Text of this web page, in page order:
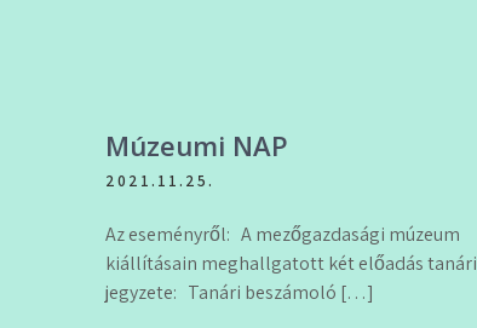
Múzeumi NAP
2021.11.25.
Az eseményről: A mezőgazdasági múzeum
kiállításain meghallgatott két előadás tanári
jegyzete: Tanári beszámoló […]